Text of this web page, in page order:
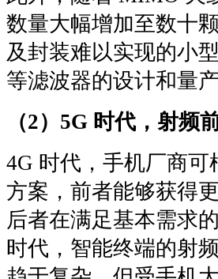
数量大幅增加至数十
及封装难以实现的小
等滤波器的设计和量产
（2）5G 时代，射频
4G 时代，手机厂商
方案，前者能够获得
后者在满足基本需求
时代，智能终端的射